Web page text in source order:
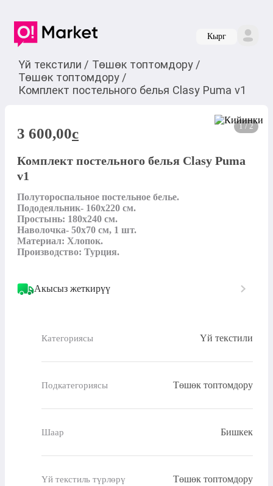
Кырг
Үй текстили / Төшөк топтомдору /
Төшөк топтомдору /
Комплект постельного белья Clasy Puma v1
1 / 2
3 600,00c
Комплект постельного белья Clasy Puma
v1
Полутороспальное постельное белье.
Пододеяльник- 160х220 см.
Простынь: 180х240 см.
Наволочка- 50х70 см, 1 шт.
Материал: Хлопок.
Производство: Турция.
Акысыз жеткирүү
Категориясы Үй текстили
Подкатегориясы Төшөк топтомдору
Шаар Бишкек
Үй текстиль түрлөрү Төшөк топтомдору